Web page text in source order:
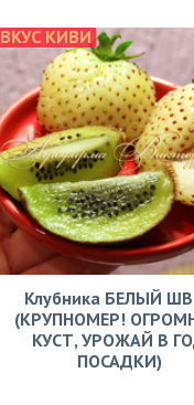
ВКУС КИВИ
Клубника БЕЛЫЙ
(КРУПНОМЕР!
КУСТ, УРОЖАЙ В
ПОСАДКИ)